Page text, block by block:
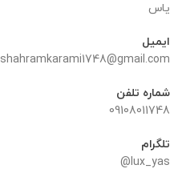
یاس
ایمیل
shahramkarami1748@gmail.com
شماره تلفن
09108011748
تلگرام
lux_yas@